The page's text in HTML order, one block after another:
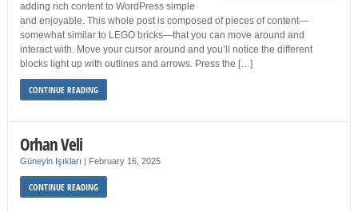
adding rich content to WordPress simple
and enjoyable. This whole post is composed of pieces of content—
somewhat similar to LEGO bricks—that you can move around and
interact with. Move your cursor around and you’ll notice the different
blocks light up with outlines and arrows. Press the […]
CONTINUE READING
Orhan Veli
Güneyin Işıkları | February 16, 2025
CONTINUE READING